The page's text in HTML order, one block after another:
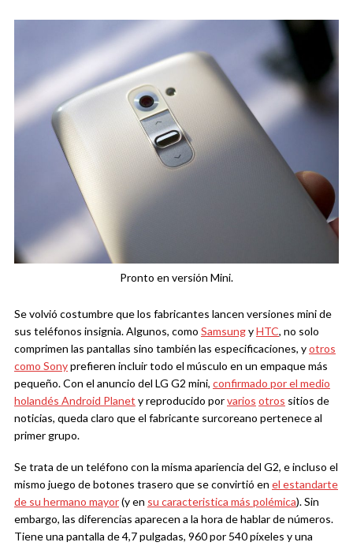
Pronto en versión Mini.
Se volvió costumbre que los fabricantes lancen versiones mini de
sus teléfonos insignia. Algunos, como SamsungyHTC, no solo
comprimen las pantallas sino también las especificaciones, yotros
como Sonyprefieren incluir todo el músculo en un empaque más
pequeño. Con el anuncio del LG G2 mini, confirmado por el medio
holandés Android Planet y reproducido porvarios otros sitios de
noticias, queda claro que el fabricante surcoreano pertenece al
primer grupo.
Se trata de un teléfono con la misma apariencia del G2, e incluso el
mismo juego de botones trasero que se convirtió en el estandarte
de su hermano mayor(y en su caracteristica más polémica). Sin
embargo, las diferencias aparecen a la hora de hablar de números.
Tiene una pantalla de 4,7 pulgadas, 960 por 540 píxeles y una